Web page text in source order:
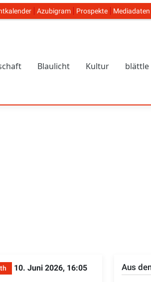
Azubigram Prospekte Mediadaten
Blaulicht Kultur blättle
10. Juni 2026, 16:05
Aus